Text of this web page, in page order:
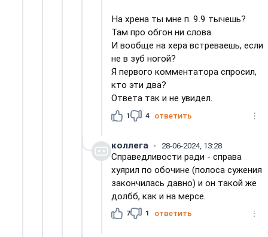
На хрена ты мне п. 9.9 тычешь?
Там про обгон ни слова.
И вообще на хера встреваешь, если
не в зуб ногой?
Я первого комментатора спросил,
кто эти два?
Ответа так и не увидел.
1 4 ответить
коллега 28-06-2024, 13:28
Справедливости ради - справа
хуярил по обочине (полоса сужения
закончилась давно) и он такой же
долбб, как и на мерсе.
7 1 ответить